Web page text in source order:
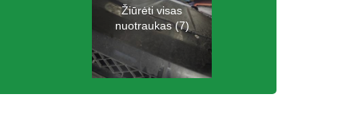
Žiūrėti visas
nuotraukas (7)